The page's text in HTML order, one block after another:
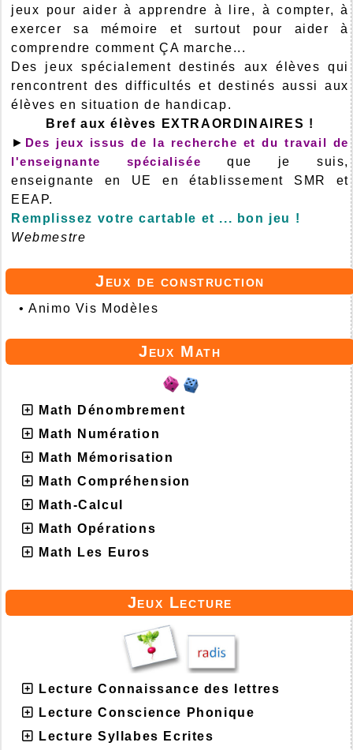
jeux pour aider à apprendre à lire, à compter, à
exercer sa mémoire et surtout pour aider à
comprendre comment ÇA marche...
Des jeux spécialement destinés aux élèves qui
rencontrent des difficultés et destinés aussi aux
élèves en situation de handicap.
Bref aux élèves EXTRAORDINAIRES !
► Des jeux issus de la recherche et du travail de
l'enseignante spécialisée que je suis,
enseignante en UE en établissement SMR et
EEAP.
Remplissez votre cartable et ... bon jeu !
Webmestre
Jeux de construction
•Animo Vis Modèles
Jeux Math
Math Dénombrement
Math Numération
Math Mémorisation
Math Compréhension
Math-Calcul
Math Opérations
Math Les Euros
Jeux Lecture
Lecture Connaissance des lettres
Lecture Conscience Phonique
Lecture Syllabes Ecrites